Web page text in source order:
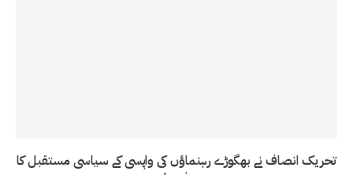
تحریک انصاف نے بھگوڑے رہنماؤں کی واپسی کے سیاسی مستقبل کا